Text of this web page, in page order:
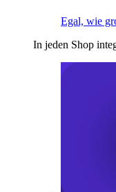
Egal, wie
In jeden Shop